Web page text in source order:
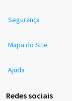
Segurança
Mapa do Site
Ajuda
Redes sociais